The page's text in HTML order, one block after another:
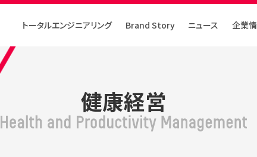
トータルエンジニアリング Brand Story ニュース 企業
健康経営